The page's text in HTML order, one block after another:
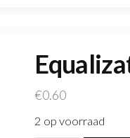
€0.60
2 op voorraad